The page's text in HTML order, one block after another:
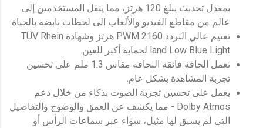
بمعدل تحديث يبلغ 120 هرتز، مما ينقل المستخدمين إلى
عالم من مقاطع الفيديو والألعاب الى لحظات نابضة بالحياة.
تعتيم عالي التردد PWM 2160 هرتز وشهادة TÜV Rhein
land Low Blue Light لحماية أكبر للعين.
تعمل الحافة فائقة النحافة مقاس 1.3 ملم على تحسين
تجربة المشاهدة بشكل عام.
يعمل على تحسين تجربة الصوت بذكاء من خلال دعم
Dolby Atmos - مما يكشف عن العمق والوضوح والتفاصيل
التي لم يسبق لها مثيل، سواء عبر سماعات الرأس أو